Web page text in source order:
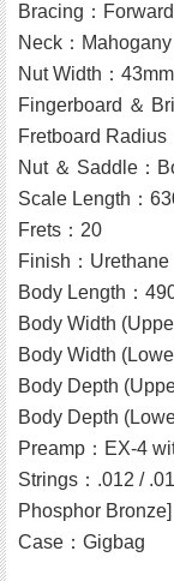
Bracing：
Neck：Mahogany
Nut Width：43mm
Fingerboard ＆
Fretboard Radius
Nut ＆ Saddle：
Scale Length：
Frets：20
Finish：Urethane
Body Length：
Body Width
Body Width
Body Depth
Body Depth
Preamp：EX-4
Strings：.012 /
Phosphor Bronze]
Case：Gigbag